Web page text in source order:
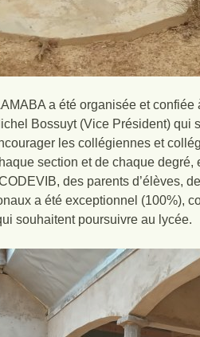
a été organisée et
Bossuyt (Vice Président) qui
les collégiennes et
section et de chaque
des parents d’élèves,
a été exceptionnel (100%),
souhaitent poursuivre au lycée.